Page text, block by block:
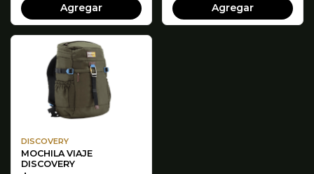
Agregar Agregar
DISCOVERY
MOCHILA VIAJE
DISCOVERY